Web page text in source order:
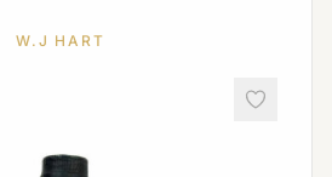
W.J HART